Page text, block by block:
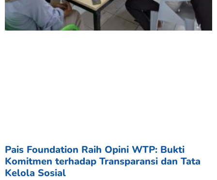
Pais Foundation Raih Opini WTP: Bukti
Komitmen terhadap Transparansi dan Tata
Kelola Sosial